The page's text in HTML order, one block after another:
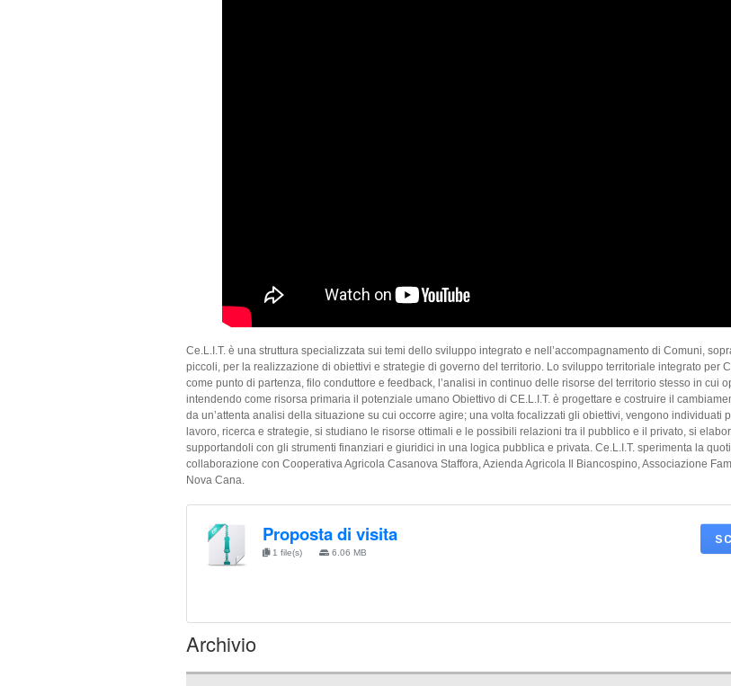
Ce.L.I.T. è una struttura specializzata sui temi dello sviluppo integrato e nell’accompagnamento di Comuni,
piccoli, per la realizzazione di obiettivi e strategie di governo del territorio. Lo sviluppo territoriale integrato per
come punto di partenza, filo conduttore e feedback, l’analisi in continuo delle risorse del territorio stesso in cui
intendendo come risorsa primaria il potenziale umano Obiettivo di CE.L.I.T. è progettare e costruire il
da un’attenta analisi della situazione su cui occorre agire; una volta focalizzati gli obiettivi, vengono individuati
lavoro, ricerca e strategie, si studiano le risorse ottimali e le possibili relazioni tra il pubblico e il privato, si
supportandoli con gli strumenti finanziari e giuridici in una logica pubblica e privata. Ce.L.I.T. sperimenta la
collaborazione con Cooperativa Agricola Casanova Staffora, Azienda Agricola Il Biancospino, Associazione
Nova Cana.
Proposta di visita
1 file(s) 6.06 MB
Archivio